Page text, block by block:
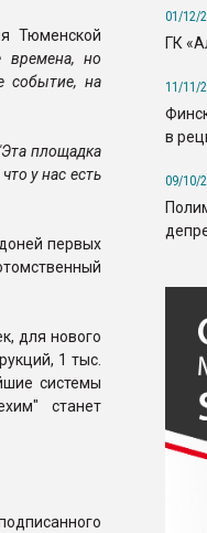
Тюменской
времена, но
событие, на
площадка
у нас есть
первых
для нового
1 тыс.
системы
станет
01/12/
ГК
11/11/
в
09/10/